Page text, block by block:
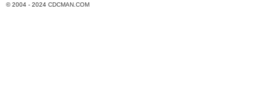
© 2004 - 2024 CDCMAN.COM